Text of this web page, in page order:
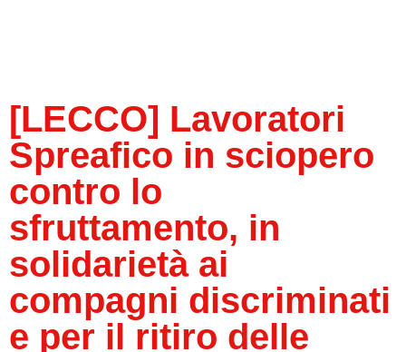
[LECCO] Lavoratori
Spreafico in sciopero
contro lo
sfruttamento, in
solidarietà ai
compagni discriminati
e per il ritiro delle